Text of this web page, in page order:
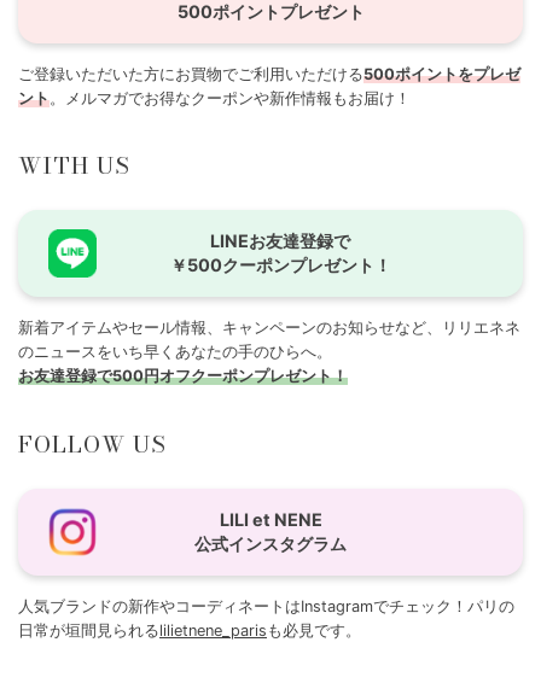
500ポイントプレゼント
ご登録いただいた方にお買物でご利用いただける500ポイントをプレゼ
ント。メルマガでお得なクーポンや新作情報もお届け！
WITH US
LINEお友達登録で
￥500クーポンプレゼント！
新着アイテムやセール情報、キャンペーンのお知らせなど、リリエネネ
のニュースをいち早くあなたの手のひらへ。
お友達登録で500円オフクーポンプレゼント！
FOLLOW US
LILI et NENE
公式インスタグラム
人気ブランドの新作やコーディネートはInstagramでチェック！パリの
日常が垣間見られるlilietnene_paris も必見です。